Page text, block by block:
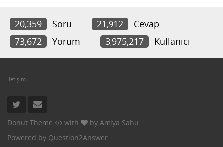
20,359 Soru 21,912
Cevap
73,672
Yorum 3,975,217 Kullanıcı
İletişim
Donut Theme with by Amiya Sahu
Powered by Question2Answer